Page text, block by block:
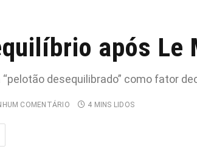
após Le
desequilibrado” como fator
COMENTÁRIO 4 MINS LIDOS